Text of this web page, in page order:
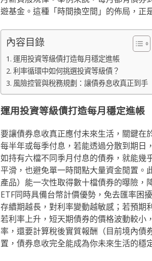
遊基金。這種「時間換空間」的佈局，正
內容目錄
運用投資等級債打造每月穩定進帳
利率循環中如何挑選投資等級債？
風險控管與稅務規劃：讓債券息收真正到手
運用投資等級債打造每月穩定進帳
要讓債券息收真正應付未來生活，關鍵在
每半年或每季付息，若能透過分散到期日
如持有六檔不同季月付息的債券，就能幾
平滑，也避免單一時間點大量資金閒置。
產品）能一次性取得數十檔債券的曝險
ETF同時具備台幣計價優勢，免去匯率
存續期越長，對利率變動越敏感；若預期
若利率上升，短天期債券的價格波動較小
率，還要計算稅後實質報酬（目前境內債
置，債券息收完全能成為你未來生活的穩